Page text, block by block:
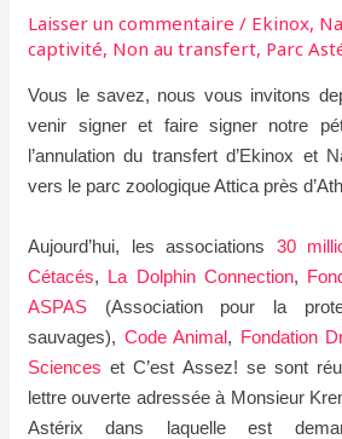
Laisser un commentaire / Ekinox,
captivité, Non au transfert, Parc
Vous le savez, nous vous invitons
venir signer et faire signer notre
l’annulation du transfert d’Ekinox et
vers le parc zoologique Attica près
Aujourd’hui, les associations 30
Cétacés, La Dolphin Connection,
ASPAS (Association pour la
sauvages), Code Animal, Fondation
Sciences et C’est Assez! se sont
lettre ouverte adressée à Monsieur
Astérix dans laquelle est